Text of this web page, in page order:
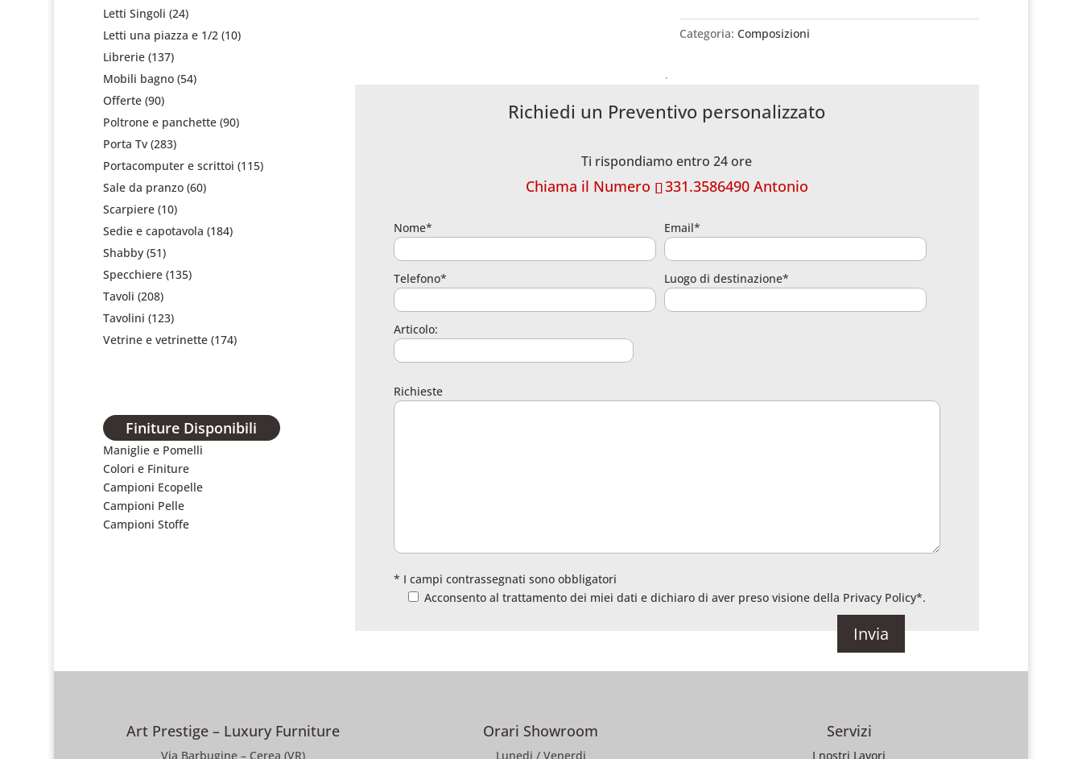
Categoria:Composizioni
Richiedi un Preventivo personalizzato
Ti rispondiamo entro 24 ore
Chiama il Numero 331.3586490 Antonio
Nome* Email*
Telefono* Luogo di destinazione*
Articolo:
Richieste
* I campi contrassegnati sono obbligatori
Acconsento al trattamento dei miei dati e dichiaro di aver preso visione della Privacy Policy*.
Letti Singoli (24)
Letti una piazza e 1/2 (10)
Librerie (137)
Mobili bagno (54)
Offerte (90)
Poltrone e panchette (90)
Porta Tv (283)
Portacomputer e scrittoi (115)
Sale da pranzo (60)
Scarpiere (10)
Sedie e capotavola (184)
Shabby (51)
Specchiere (135)
Tavoli (208)
Tavolini (123)
Vetrine e vetrinette (174)
Finiture Disponibili
Maniglie e Pomelli
Colori e Finiture
Campioni Ecopelle
Campioni Pelle
Campioni Stoffe
Art Prestige – Luxury Furniture
Via Barbugine – Cerea (VR)
Orari Showroom
Lunedi / Venerdi
Servizi
I nostri Lavori